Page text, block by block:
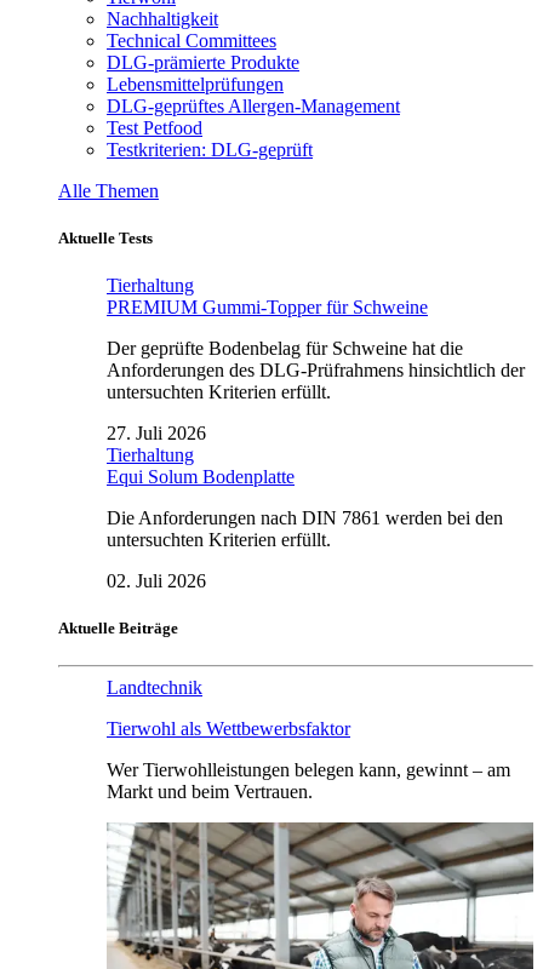
Nachhaltigkeit
Technical Committees
DLG-prämierte Produkte
Lebensmittelprüfungen
DLG-geprüftes Allergen-Management
Test Petfood
Testkriterien: DLG-geprüft
Alle Themen
Aktuelle Tests
Tierhaltung
PREMIUM Gummi-Topper für Schweine
Der geprüfte Bodenbelag für Schweine hat die
Anforderungen des DLG-Prüfrahmens hinsichtlich der
untersuchten Kriterien erfüllt.
27. Juli 2026
Tierhaltung
Equi Solum Bodenplatte
Die Anforderungen nach DIN 7861 werden bei den
untersuchten Kriterien erfüllt.
02. Juli 2026
Aktuelle Beiträge
Landtechnik
Tierwohl als Wettbewerbsfaktor
Wer Tierwohlleistungen belegen kann, gewinnt – am
Markt und beim Vertrauen.